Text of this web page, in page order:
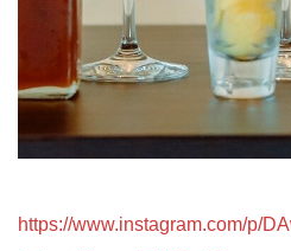
https://www.instagram.com/p/